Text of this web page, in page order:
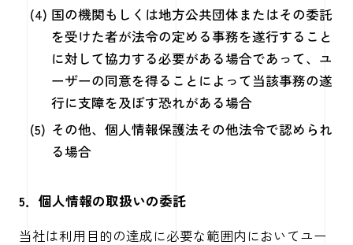
国の機関もしくは地方公共団体またはその委託
を受けた者が法令の定める事務を遂行すること
に対して協力する必要がある場合であって、ユ
ーザーの同意を得ることによって当該事務の遂
行に支障を及ぼす恐れがある場合
その他、個人情報保護法その他法令で認められ
る場合
5．個人情報の取扱いの委託
当社は利用目的の達成に必要な範囲内においてユー